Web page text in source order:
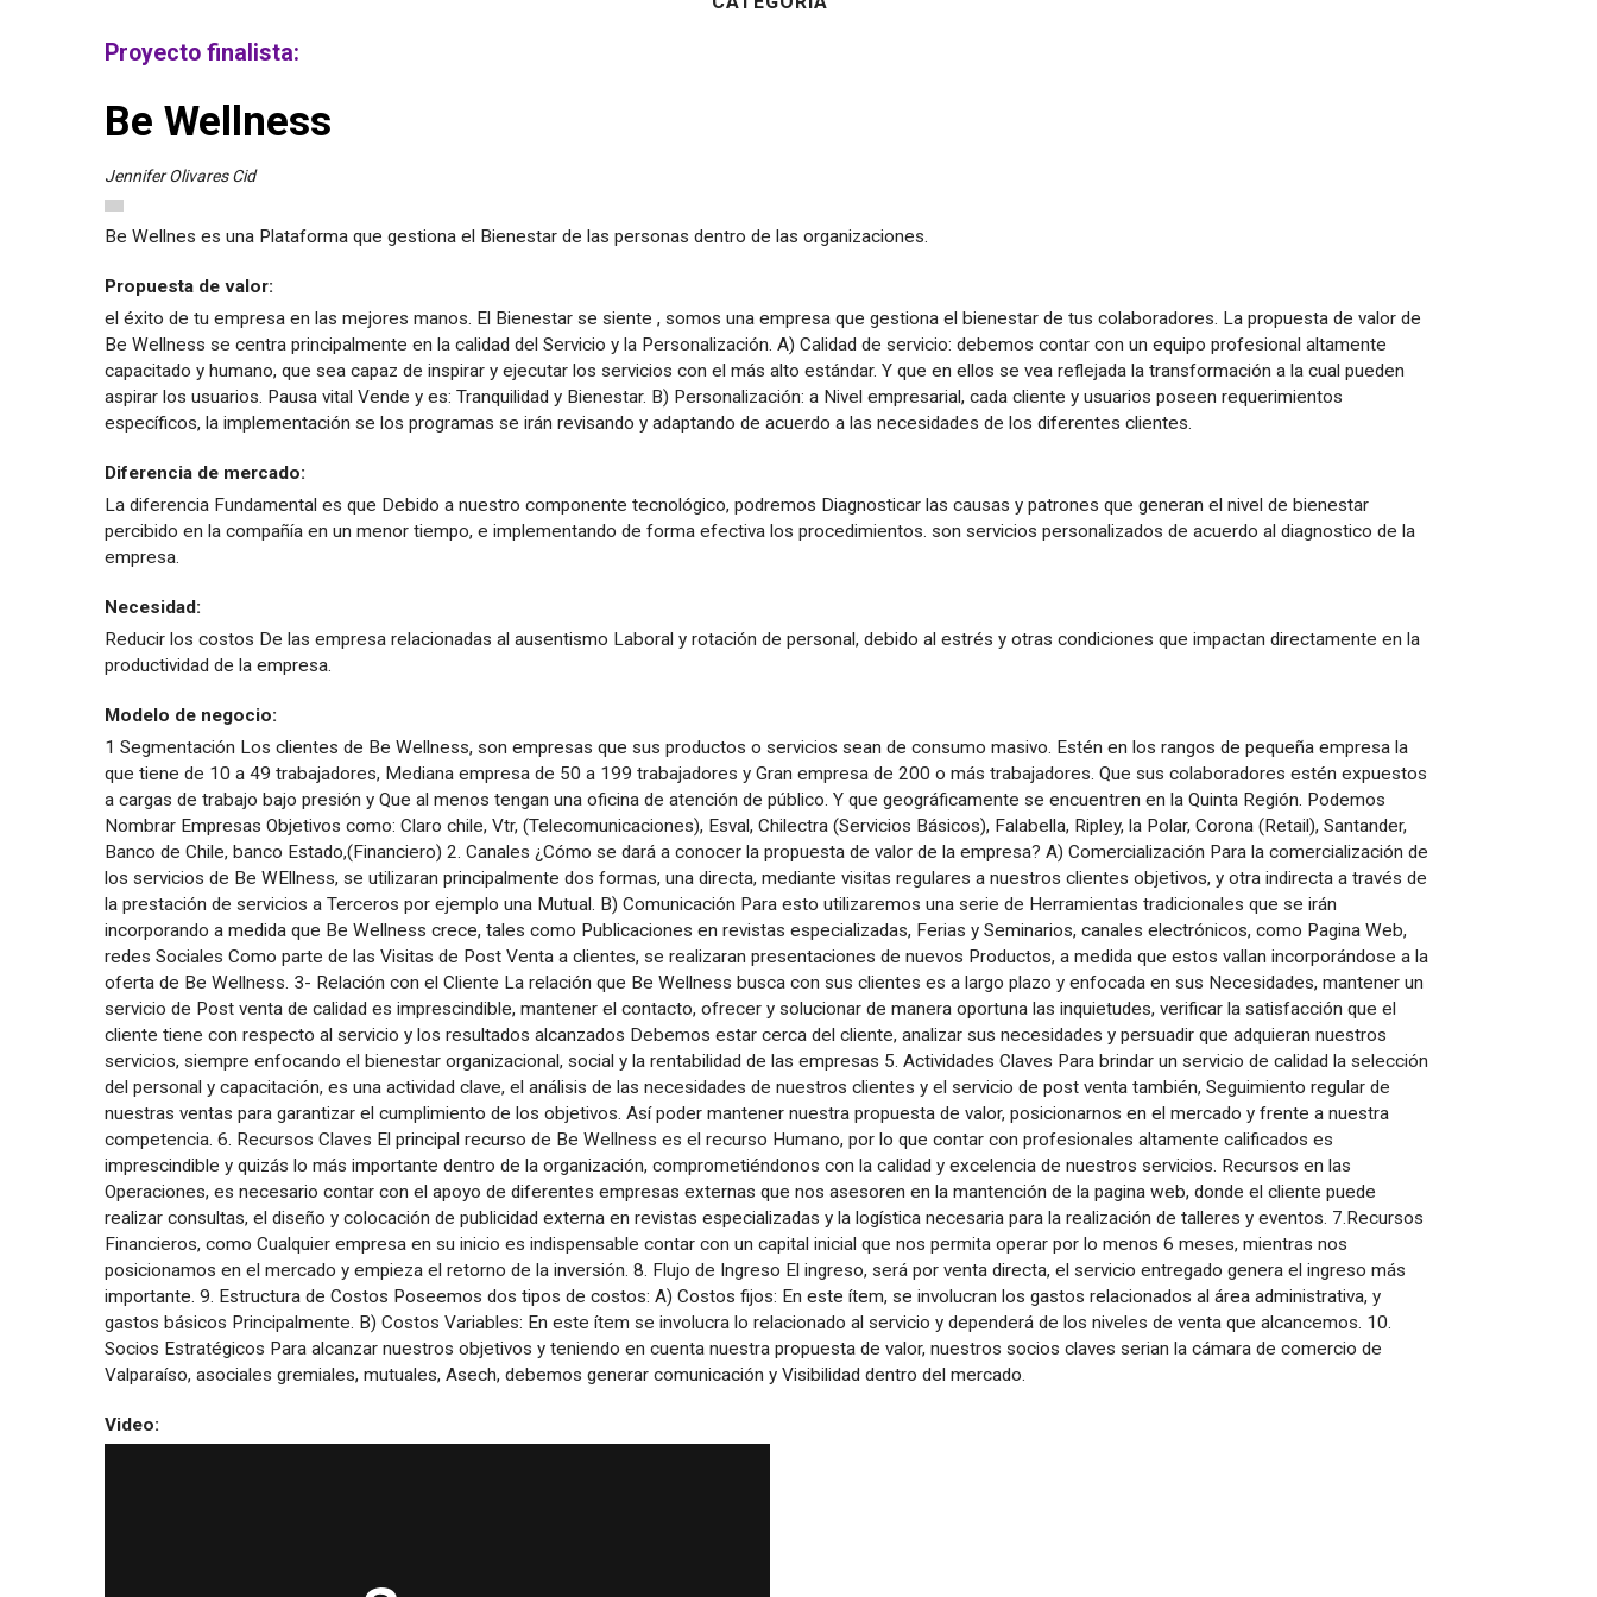
Proyecto finalista:
Be Wellness
Jennifer Olivares Cid
Be Wellnes es una Plataforma que gestiona el Bienestar de las personas dentro de las organizaciones.
Propuesta de valor:
el éxito de tu empresa en las mejores manos. El Bienestar se siente , somos una empresa que gestiona el bienestar de tus colaboradores. La propuesta de valor de
Be Wellness se centra principalmente en la calidad del Servicio y la Personalización. A) Calidad de servicio: debemos contar con un equipo profesional altamente
capacitado y humano, que sea capaz de inspirar y ejecutar los servicios con el más alto estándar. Y que en ellos se vea reflejada la transformación a la cual pueden
aspirar los usuarios. Pausa vital Vende y es: Tranquilidad y Bienestar. B) Personalización: a Nivel empresarial, cada cliente y usuarios poseen requerimientos
específicos, la implementación se los programas se irán revisando y adaptando de acuerdo a las necesidades de los diferentes clientes.
Diferencia de mercado:
La diferencia Fundamental es que Debido a nuestro componente tecnológico, podremos Diagnosticar las causas y patrones que generan el nivel de bienestar
percibido en la compañía en un menor tiempo, e implementando de forma efectiva los procedimientos. son servicios personalizados de acuerdo al diagnostico de la
empresa.
Necesidad:
Reducir los costos De las empresa relacionadas al ausentismo Laboral y rotación de personal, debido al estrés y otras condiciones que impactan directamente en la
productividad de la empresa.
Modelo de negocio:
1 Segmentación Los clientes de Be Wellness, son empresas que sus productos o servicios sean de consumo masivo. Estén en los rangos de pequeña empresa la
que tiene de 10 a 49 trabajadores, Mediana empresa de 50 a 199 trabajadores y Gran empresa de 200 o más trabajadores. Que sus colaboradores estén expuestos
a cargas de trabajo bajo presión y Que al menos tengan una oficina de atención de público. Y que geográficamente se encuentren en la Quinta Región. Podemos
Nombrar Empresas Objetivos como: Claro chile, Vtr, (Telecomunicaciones), Esval, Chilectra (Servicios Básicos), Falabella, Ripley, la Polar, Corona (Retail), Santander,
Banco de Chile, banco Estado,(Financiero) 2. Canales ¿Cómo se dará a conocer la propuesta de valor de la empresa? A) Comercialización Para la comercialización de
los servicios de Be WEllness, se utilizaran principalmente dos formas, una directa, mediante visitas regulares a nuestros clientes objetivos, y otra indirecta a través de
la prestación de servicios a Terceros por ejemplo una Mutual. B) Comunicación Para esto utilizaremos una serie de Herramientas tradicionales que se irán
incorporando a medida que Be Wellness crece, tales como Publicaciones en revistas especializadas, Ferias y Seminarios, canales electrónicos, como Pagina Web,
redes Sociales Como parte de las Visitas de Post Venta a clientes, se realizaran presentaciones de nuevos Productos, a medida que estos vallan incorporándose a la
oferta de Be Wellness. 3- Relación con el Cliente La relación que Be Wellness busca con sus clientes es a largo plazo y enfocada en sus Necesidades, mantener un
servicio de Post venta de calidad es imprescindible, mantener el contacto, ofrecer y solucionar de manera oportuna las inquietudes, verificar la satisfacción que el
cliente tiene con respecto al servicio y los resultados alcanzados Debemos estar cerca del cliente, analizar sus necesidades y persuadir que adquieran nuestros
servicios, siempre enfocando el bienestar organizacional, social y la rentabilidad de las empresas 5. Actividades Claves Para brindar un servicio de calidad la selección
del personal y capacitación, es una actividad clave, el análisis de las necesidades de nuestros clientes y el servicio de post venta también, Seguimiento regular de
nuestras ventas para garantizar el cumplimiento de los objetivos. Así poder mantener nuestra propuesta de valor, posicionarnos en el mercado y frente a nuestra
competencia. 6. Recursos Claves El principal recurso de Be Wellness es el recurso Humano, por lo que contar con profesionales altamente calificados es
imprescindible y quizás lo más importante dentro de la organización, comprometiéndonos con la calidad y excelencia de nuestros servicios. Recursos en las
Operaciones, es necesario contar con el apoyo de diferentes empresas externas que nos asesoren en la mantención de la pagina web, donde el cliente puede
realizar consultas, el diseño y colocación de publicidad externa en revistas especializadas y la logística necesaria para la realización de talleres y eventos. 7.Recursos
Financieros, como Cualquier empresa en su inicio es indispensable contar con un capital inicial que nos permita operar por lo menos 6 meses, mientras nos
posicionamos en el mercado y empieza el retorno de la inversión. 8. Flujo de Ingreso El ingreso, será por venta directa, el servicio entregado genera el ingreso más
importante. 9. Estructura de Costos Poseemos dos tipos de costos: A) Costos fijos: En este ítem, se involucran los gastos relacionados al área administrativa, y
gastos básicos Principalmente. B) Costos Variables: En este ítem se involucra lo relacionado al servicio y dependerá de los niveles de venta que alcancemos. 10.
Socios Estratégicos Para alcanzar nuestros objetivos y teniendo en cuenta nuestra propuesta de valor, nuestros socios claves serian la cámara de comercio de
Valparaíso, asociales gremiales, mutuales, Asech, debemos generar comunicación y Visibilidad dentro del mercado.
Video: